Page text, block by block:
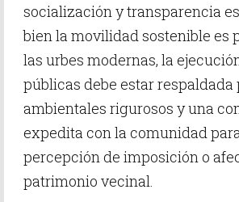
socialización y transparencia
bien la movilidad sostenible es
las urbes modernas, la
públicas debe estar
ambientales rigurosos y una
expedita con la comunidad
percepción de imposición o
patrimonio vecinal.